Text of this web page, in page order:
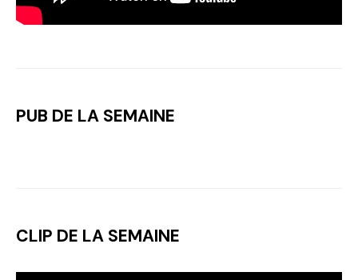
PUB DE LA SEMAINE
CLIP DE LA SEMAINE